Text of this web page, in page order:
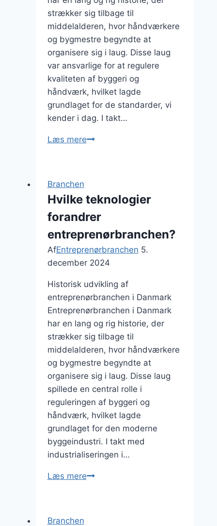
strækker sig tilbage til
middelalderen, hvor håndværkere
og bygmestre begyndte at
organisere sig i laug. Disse laug
var ansvarlige for at regulere
kvaliteten af byggeri og
håndværk, hvilket lagde
grundlaget for de standarder, vi
kender i dag. I takt…
Læs mereEntreprenørbranchen
Branchen
Hvilke teknologier
forandrer
entreprenørbranchen?
AfEntreprenørbranchen 5.
december 2024
Historisk udvikling af
entreprenørbranchen i Danmark
Entreprenørbranchen i Danmark
har en lang og rig historie, der
strækker sig tilbage til
middelalderen, hvor håndværkere
og bygmestre begyndte at
organisere sig i laug. Disse laug
spillede en central rolle i
reguleringen af byggeri og
håndværk, hvilket lagde
grundlaget for den moderne
byggeindustri. I takt med
industrialiseringen i…
Læs mereHvilke
Branchen